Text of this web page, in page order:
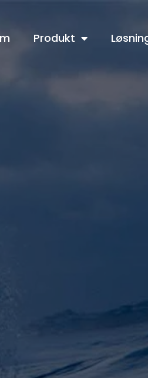
Produkt